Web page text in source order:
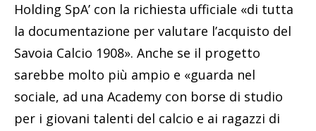
Holding SpA’ con la richiesta ufficiale «di tutta
la documentazione per valutare l’acquisto del
Savoia Calcio 1908». Anche se il progetto
sarebbe molto più ampio e «guarda nel
sociale, ad una Academy con borse di studio
per i giovani talenti del calcio e ai ragazzi di